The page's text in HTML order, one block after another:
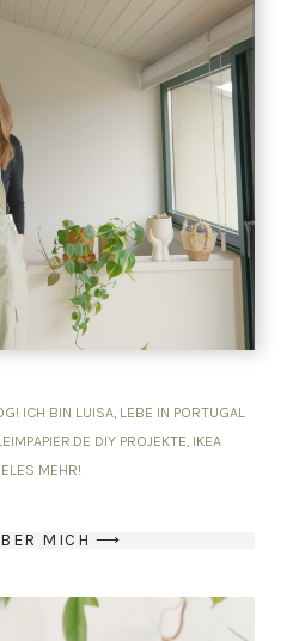
ICH BIN LUISA, LEBE IN PORTUGAL
DIY PROJEKTE, IKEA
MEHR!
MICH ⟶